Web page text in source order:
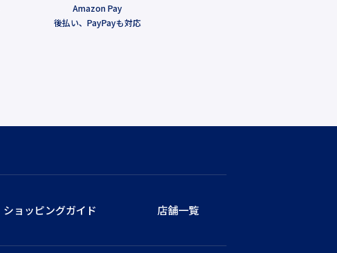
Amazon Pay
後払い、PayPayも対応
ショッピングガイド 店舗一覧